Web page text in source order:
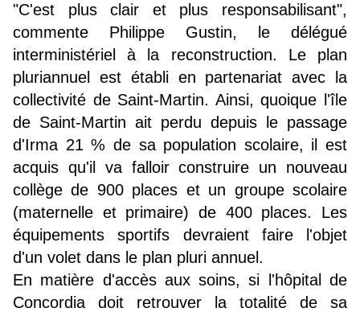
"C'est plus clair et plus responsabilisant",
commente Philippe Gustin, le délégué
interministériel à la reconstruction. Le plan
pluriannuel est établi en partenariat avec la
collectivité de Saint-Martin. Ainsi, quoique l'île
de Saint-Martin ait perdu depuis le passage
d'Irma 21 % de sa population scolaire, il est
acquis qu'il va falloir construire un nouveau
collège de 900 places et un groupe scolaire
(maternelle et primaire) de 400 places. Les
équipements sportifs devraient faire l'objet
d'un volet dans le plan pluri annuel.
En matière d'accès aux soins, si l'hôpital de
Concordia doit retrouver la totalité de sa